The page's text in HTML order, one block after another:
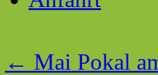
← Mai Pokal